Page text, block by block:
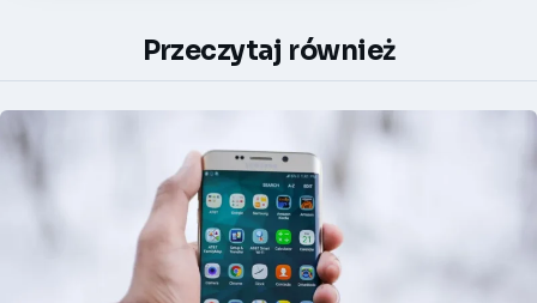
Przeczytaj również